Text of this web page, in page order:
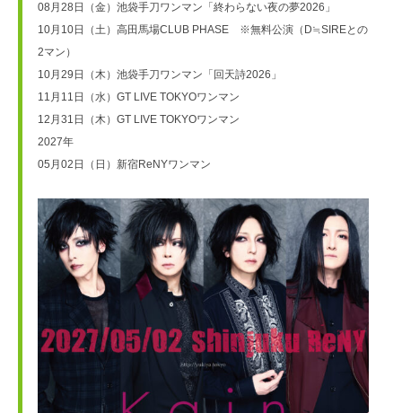
08月28日（金）池袋手刀ワンマン「終わらない夜の夢2026」
10月10日（土）高田馬場CLUB PHASE　※無料公演（D≒SIREとの
2マン）
10月29日（木）池袋手刀ワンマン「回天詩2026」
11月11日（水）GT LIVE TOKYOワンマン
12月31日（木）GT LIVE TOKYOワンマン
2027年
05月02日（日）新宿ReNYワンマン